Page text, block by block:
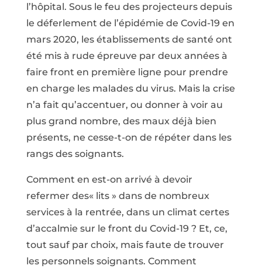
l’hôpital. Sous le feu des projecteurs depuis
le déferlement de l’épidémie de Covid-19 en
mars 2020, les établissements de santé ont
été mis à rude épreuve par deux années à
faire front en première ligne pour prendre
en charge les malades du virus. Mais la crise
n’a fait qu’accentuer, ou donner à voir au
plus grand nombre, des maux déjà bien
présents, ne cesse-t-on de répéter dans les
rangs des soignants.
Comment en est-on arrivé à devoir
refermer des« lits » dans de nombreux
services à la rentrée, dans un climat certes
d’accalmie sur le front du Covid-19 ? Et, ce,
tout sauf par choix, mais faute de trouver
les personnels soignants. Comment